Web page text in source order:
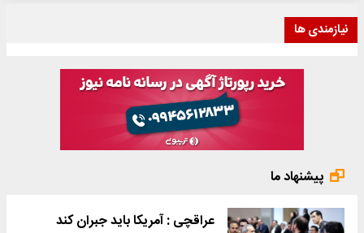
نیازمندی ها
پیشنهاد ما
عراقچی : آمریکا باید جبران کند